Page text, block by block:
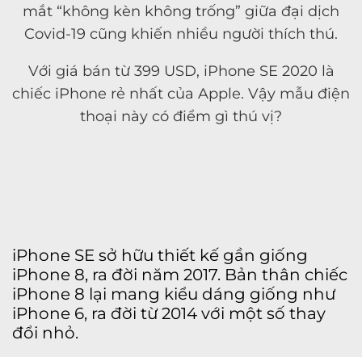
mắt “không kèn không trống” giữa đại dịch
Covid-19 cũng khiến nhiều người thích thú.
Với giá bán từ 399 USD, iPhone SE 2020 là
chiếc iPhone rẻ nhất của Apple. Vậy mẫu điện
thoại này có điểm gì thú vị?
iPhone SE sở hữu thiết kế gần giống
iPhone 8, ra đời năm 2017. Bản thân chiếc
iPhone 8 lại mang kiểu dáng giống như
iPhone 6, ra đời từ 2014 với một số thay
đổi nhỏ.